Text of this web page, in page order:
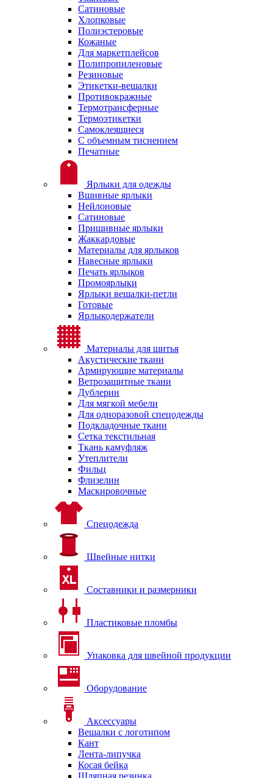
Сатиновые
Хлопковые
Полиэстеровые
Кожаные
Для маркетплейсов
Полипропиленовые
Резиновые
Этикетки-вешалки
Противокражные
Термотрансферные
Термоэтикетки
Самоклеящиеся
С объемным тиснением
Печатные
Ярлыки для одежды
Вшивные ярлыки
Нейлоновые
Сатиновые
Пришивные ярлыки
Жаккардовые
Материалы для ярлыков
Навесные ярлыки
Печать ярлыков
Промоярлыки
Ярлыки вешалки-петли
Готовые
Ярлыкодержатели
Материалы для шитья
Акустические ткани
Армирующие материалы
Ветрозащитные ткани
Дублерин
Для мягкой мебели
Для одноразовой спецодежды
Подкладочные ткани
Сетка текстильная
Ткань камуфляж
Утеплители
Фильц
Флизелин
Маскировочные
Спецодежда
Швейные нитки
Составники и размерники
Пластиковые пломбы
Упаковка для швейной продукции
Оборудование
Аксессуары
Вешалки с логотипом
Кант
Лента-липучка
Косая бейка
Шляпная резинка